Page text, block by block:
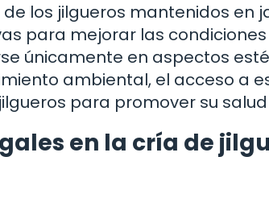
los jilgueros mantenidos en
para mejorar las
únicamente en aspectos
ambiental, el acceso a
para promover su
en la cría de